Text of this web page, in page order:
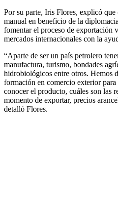
Por su parte, Iris Flores, explicó
manual en beneficio de la
fomentar el proceso de exportación
mercados internacionales con la
“Aparte de ser un país petrolero
manufactura, turismo, bondades
hidrobiológicos entre otros. Hemos
formación en comercio exterior para
conocer el producto, cuáles son las
momento de exportar, precios
detalló Flores.